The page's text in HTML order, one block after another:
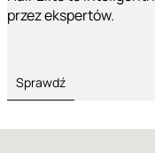
przez ekspertów.
Sprawdź